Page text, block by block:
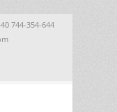
744-354-644